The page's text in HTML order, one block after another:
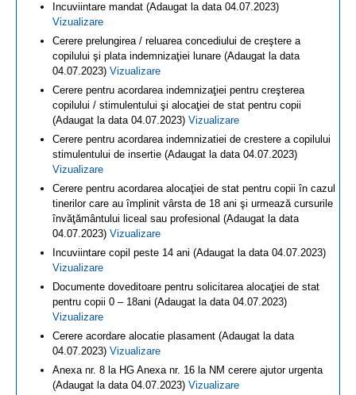
Incuviintare mandat (Adaugat la data 04.07.2023)
Vizualizare
Cerere prelungirea / reluarea concediului de creştere a
copilului şi plata indemnizaţiei lunare (Adaugat la data
04.07.2023) Vizualizare
Cerere pentru acordarea indemnizaţiei pentru creşterea
copilului / stimulentului şi alocaţiei de stat pentru copii
(Adaugat la data 04.07.2023) Vizualizare
Cerere pentru acordarea indemnizatiei de crestere a copilului
stimulentului de insertie (Adaugat la data 04.07.2023)
Vizualizare
Cerere pentru acordarea alocaţiei de stat pentru copii în cazul
tinerilor care au împlinit vârsta de 18 ani şi urmează cursurile
învăţământului liceal sau profesional (Adaugat la data
04.07.2023) Vizualizare
Incuviintare copil peste 14 ani (Adaugat la data 04.07.2023)
Vizualizare
Documente doveditoare pentru solicitarea alocaţiei de stat
pentru copii 0 – 18ani (Adaugat la data 04.07.2023)
Vizualizare
Cerere acordare alocatie plasament (Adaugat la data
04.07.2023) Vizualizare
Anexa nr. 8 la HG Anexa nr. 16 la NM cerere ajutor urgenta
(Adaugat la data 04.07.2023) Vizualizare